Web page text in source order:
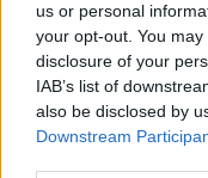
us or personal
your opt-out. You
disclosure of your
IAB’s list of
also be disclosed by
Downstream